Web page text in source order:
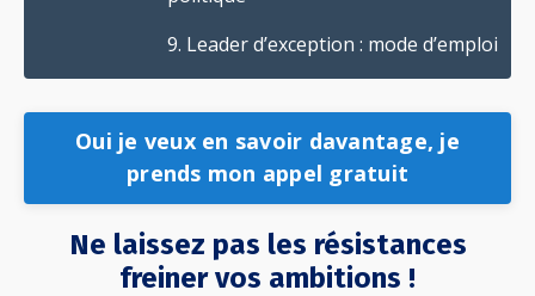
9. Leader d’exception : mode d’emploi
Oui je veux en savoir davantage, je
prends mon appel gratuit
Ne laissez pas les résistances
freiner vos ambitions !